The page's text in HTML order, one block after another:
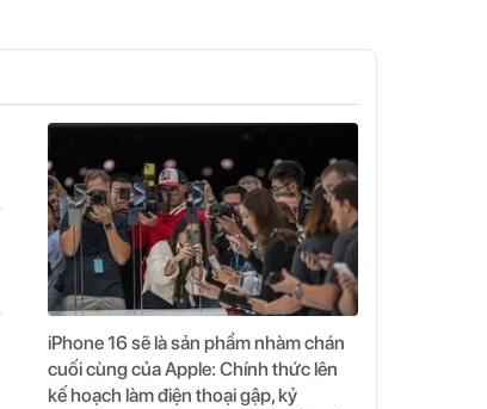
iPhone 16 sẽ là sản phẩm nhàm chán
cuối cùng của Apple: Chính thức lên
kế hoạch làm điện thoại gập, kỷ